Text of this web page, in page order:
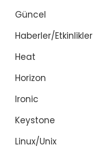
Güncel
Haberler/Etkinlikler
Heat
Horizon
Ironic
Keystone
Linux/Unix